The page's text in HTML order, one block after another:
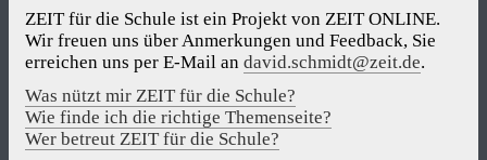
ZEIT für die Schule ist ein Projekt von ZEIT ONLINE.
Wir freuen uns über Anmerkungen und Feedback, Sie
erreichen uns per E-Mail an david.schmidt@zeit.de.
Was nützt mir ZEIT für die Schule?
Wie finde ich die richtige Themenseite?
Wer betreut ZEIT für die Schule?